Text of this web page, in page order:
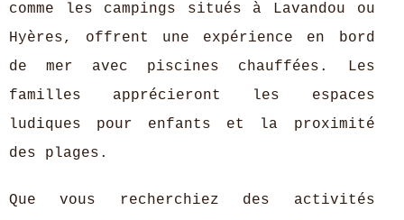
comme les campings situés à Lavandou ou
Hyères, offrent une expérience en bord
de mer avec piscines chauffées. Les
familles apprécieront les espaces
ludiques pour enfants et la proximité
des plages.
Que vous recherchiez des activités